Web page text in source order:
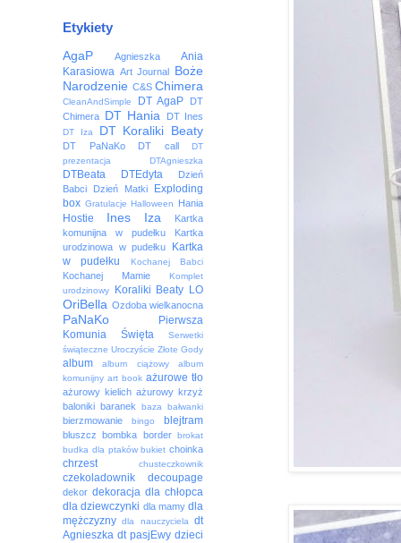
Etykiety
AgaP Agnieszka
Ania
Karasiowa Art Journal
Boże
Narodzenie C&S Chimera
CleanAndSimple DT AgaP
DT
Chimera DT Hania DT Ines
DT Iza DT Koraliki Beaty
DT PaNaKo DT call
DT
prezentacja
DTAgnieszka
DTBeata DTEdyta
Dzień
Babci
Dzień Matki
Exploding
box Gratulacje Halloween Hania
Hostie Ines Iza
Kartka
komunijna w pudełku
Kartka
urodzinowa w pudełku
Kartka
w pudełku
Kochanej Babci
Kochanej Mamie
Komplet
urodzinowy
Koraliki Beaty LO
OriBella Ozdoba wielkanocna
PaNaKo
Pierwsza
Komunia Święta
Serwetki
świąteczne Uroczyście Złote Gody
album album ciążowy
album
komunijny art book ażurowe tło
ażurowy kielich ażurowy krzyż
baloniki baranek baza bałwanki
bierzmowanie bingo blejtram
bluszcz bombka border brokat
budka dla ptaków bukiet choinka
chrzest chusteczkownik
czekoladownik decoupage
dekor dekoracja dla chłopca
dla dziewczynki dla mamy dla
mężczyzny dla nauczyciela dt
Agnieszka dt pasjEwy dzieci